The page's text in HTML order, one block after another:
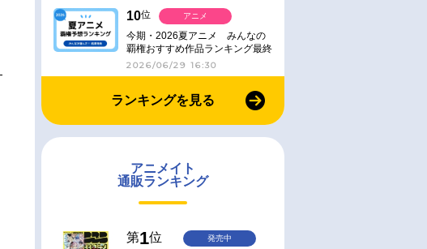
10位
今期・2026夏アニメ みんなの
覇権おすすめ作品ランキング最終
結果発表！
2026/06/29 16:30
アニメ
ランキングを見る
アニメイト
通販ランキング
第1位 発売中